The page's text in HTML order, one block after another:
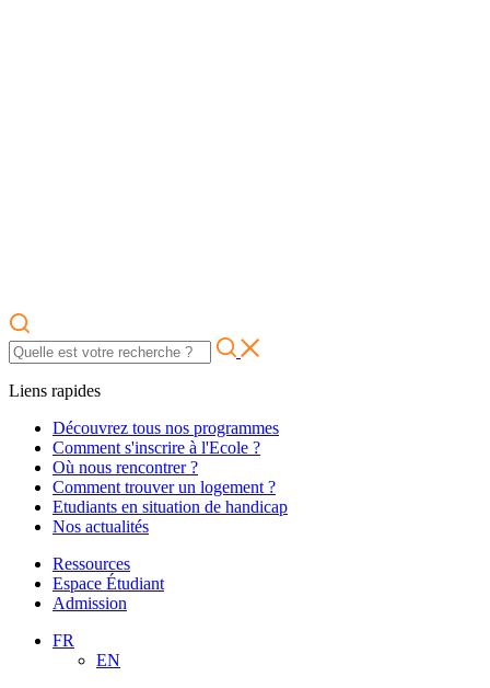
Liens rapides
Découvrez tous nos programmes
Comment s'inscrire à l'Ecole ?
Où nous rencontrer ?
Comment trouver un logement ?
Etudiants en situation de handicap
Nos actualités
Ressources
Espace Étudiant
Admission
FR
EN